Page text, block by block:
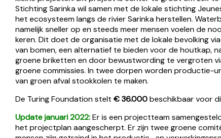
Stichting Sarinka wil samen met de lokale stichting
het ecosysteem langs de rivier Sarinka herstellen.
namelijk sneller op en steeds meer mensen voelen de
keren. Dit doet de organisatie met de lokale bevolking
van bomen, een alternatief te bieden voor de houtkap,
groene briketten en door bewustwording te vergroten
groene commissies. In twee dorpen worden productie-
van groen afval stookkolen te maken.
De Turing Foundation stelt€ 36.000beschikbaar voor
Update januari 2022:Er is een projectteam
het projectplan aangescherpt. Er zijn twee groene